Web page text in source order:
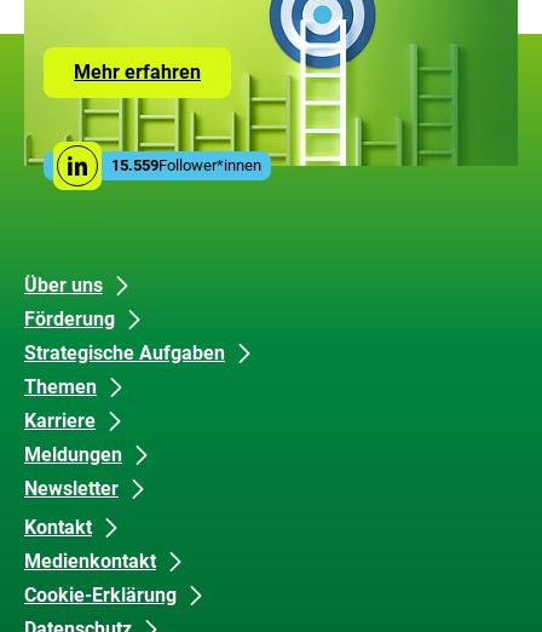
Mehr erfahrenZur
Seite
Leistungen
der
ZUG
Social
MediaLinkedin
15.559Follower*innen
Unsere
Inhalte
Über uns
Förderung
Strategische Aufgaben
Themen
Karriere
Meldungen
Newsletter
Datenschutz
und
Barrierefreiheit
Kontakt
Medienkontakt
Cookie-Erklärung